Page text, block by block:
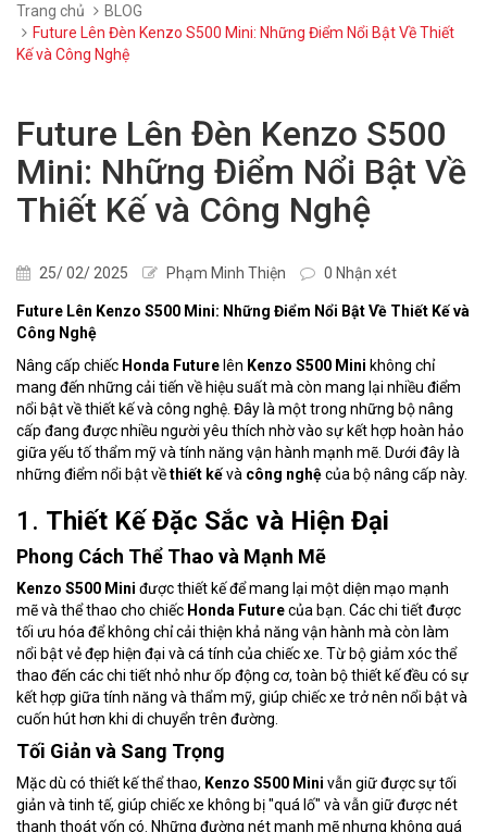
Trang chủ
BLOG
Future Lên Đèn Kenzo S500 Mini: Những Điểm Nổi Bật Về Thiết
Kế và Công Nghệ
Future Lên Đèn Kenzo S500
Mini: Những Điểm Nổi Bật Về
Thiết Kế và Công Nghệ
25/ 02/ 2025 Phạm Minh Thiện 0 Nhận xét
Future Lên Kenzo S500 Mini: Những Điểm Nổi Bật Về Thiết Kế và
Công Nghệ
Nâng cấp chiếc Honda Futurelên Kenzo S500 Mini không chỉ
mang đến những cải tiến về hiệu suất mà còn mang lại nhiều điểm
nổi bật về thiết kế và công nghệ. Đây là một trong những bộ nâng
cấp đang được nhiều người yêu thích nhờ vào sự kết hợp hoàn hảo
giữa yếu tố thẩm mỹ và tính năng vận hành mạnh mẽ. Dưới đây là
những điểm nổi bật vềthiết kếvà công nghệcủa bộ nâng cấp này.
1. Thiết Kế Đặc Sắc và Hiện Đại
Phong Cách Thể Thao và Mạnh Mẽ
Kenzo S500 Mini được thiết kế để mang lại một diện mạo mạnh
mẽ và thể thao cho chiếc Honda Futurecủa bạn. Các chi tiết được
tối ưu hóa để không chỉ cải thiện khả năng vận hành mà còn làm
nổi bật vẻ đẹp hiện đại và cá tính của chiếc xe. Từ bộ giảm xóc thể
thao đến các chi tiết nhỏ như ốp động cơ, toàn bộ thiết kế đều có sự
kết hợp giữa tính năng và thẩm mỹ, giúp chiếc xe trở nên nổi bật và
cuốn hút hơn khi di chuyển trên đường.
Tối Giản và Sang Trọng
Mặc dù có thiết kế thể thao, Kenzo S500 Mini vẫn giữ được sự tối
giản và tinh tế, giúp chiếc xe không bị "quá lố" và vẫn giữ được nét
thanh thoát vốn có. Những đường nét mạnh mẽ nhưng không quá